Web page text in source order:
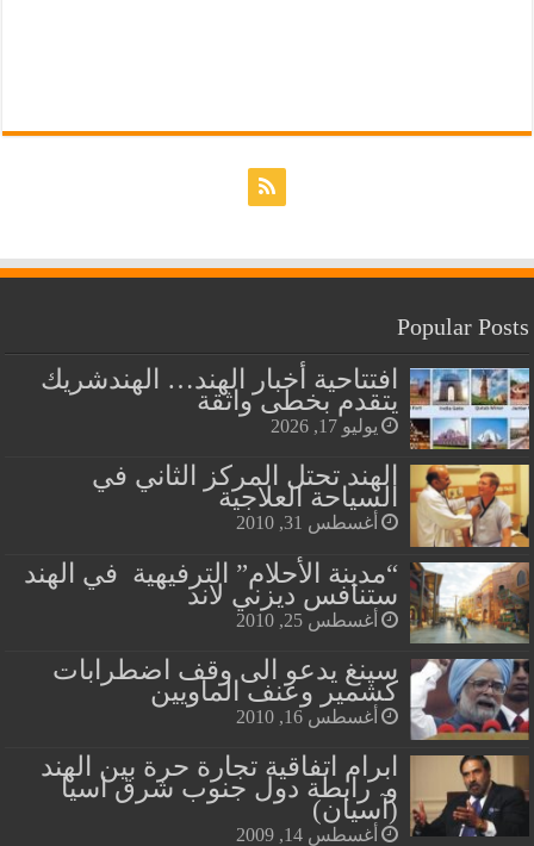
Popular Posts
افتتاحية أخبار الهند… الهندشريك
يتقدم بخطى واثقة
يوليو 17, 2026
الهند تحتل المركز الثاني في
السياحة العلاجية
أغسطس 31, 2010
“مدينة الأحلام” الترفيهية في الهند
ستنافس ديزني لاند
أغسطس 25, 2010
سينغ يدعو الى وقف اضطرابات
كشمير وعنف الماويين
أغسطس 16, 2010
ابرام اتفاقية تجارة حرة بين الهند
و رابطة دول جنوب شرق اسيا
(آسيان)
أغسطس 14, 2009